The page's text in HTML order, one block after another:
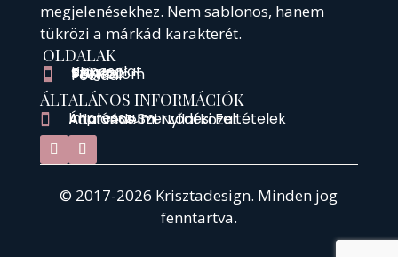
megjelenésekhez. Nem sablonos, hanem
tükrözi a márkád karakterét.
OLDALAK
 Főoldal
 Portfólióm
 Színező
 Blog
 Kapcsolat
ÁLTALÁNOS INFORMÁCIÓK
 Adatvédelmi Nyilatkozat
 Általános Szerződési Feltételek
 Impresszum
© 2017-2026 Krisztadesign. Minden jog
fenntartva.